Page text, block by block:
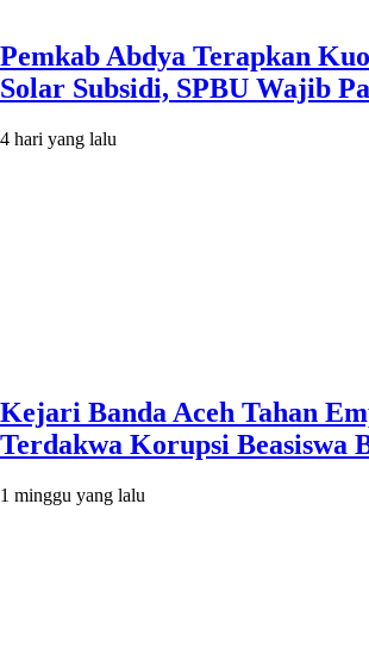
Pemkab Abdya Terapkan
Solar Subsidi, SPBU Wajib
4 hari yang lalu
Kejari Banda Aceh Tahan
Terdakwa Korupsi Beasiswa
1 minggu yang lalu